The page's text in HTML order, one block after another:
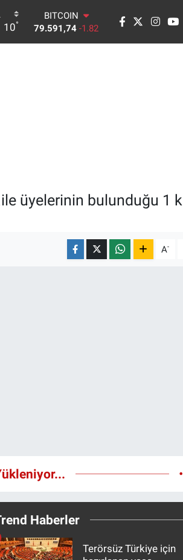
10°
DOLAR
45,43620 0.02
EURO
üyelerinin bulunduğu 1
A-
Haberler
Terörsüz Türkiye için